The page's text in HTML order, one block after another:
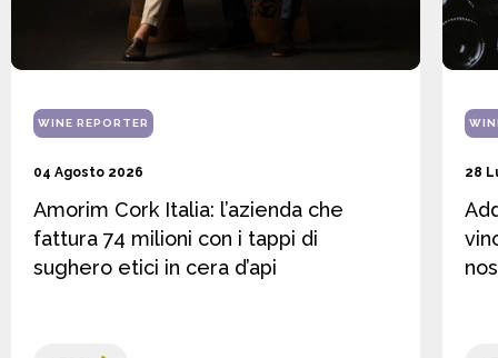
WINE REPORTER
04 Agosto 2026
Amorim Cork Italia: l’azienda che
fattura 74 milioni con i tappi di
sughero etici in cera d’api
28